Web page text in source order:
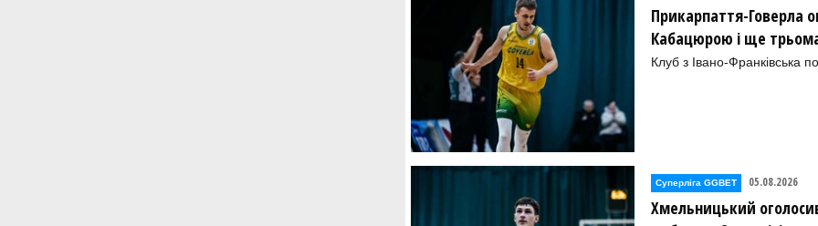
Прикарпаття-Говерла
Кабацюрою і ще
Клуб з Івано-Франківська
Суперліга GGBET 05.08.2026
Хмельницький